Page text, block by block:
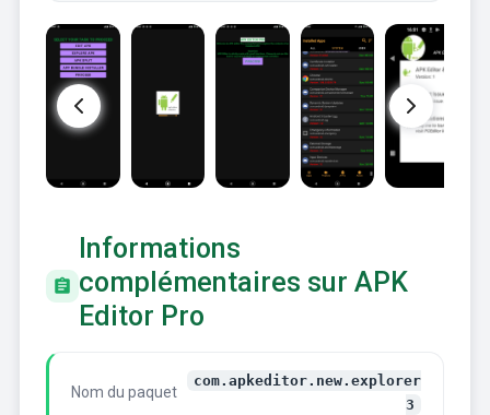
Informations
complémentaires sur APK
Editor Pro
Nom du paquet
com.apkeditor.new.explorer
3